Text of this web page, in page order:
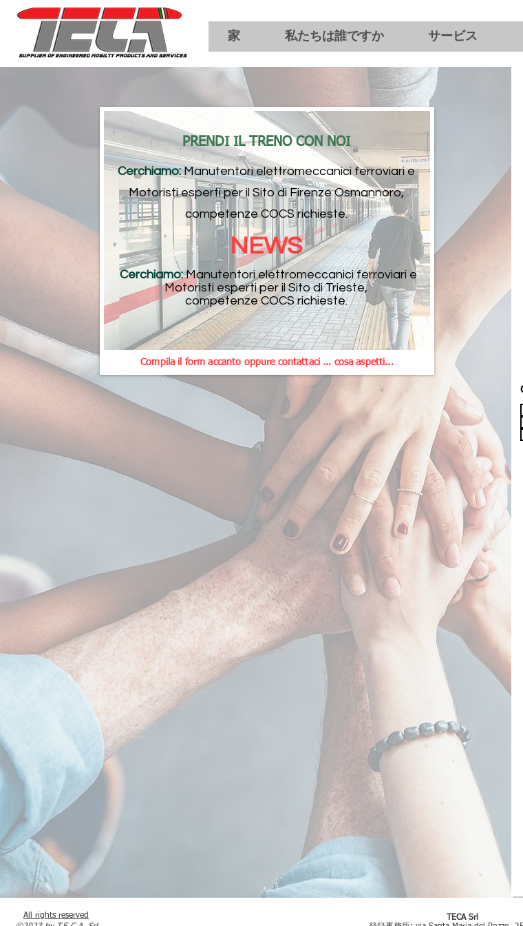
家 私たちは誰ですか サービス
PRENDI IL TRENO CON NOI
Cerchiamo:Manutentori elettromeccanici ferroviari e
Motoristi esperti per il Sito di Firenze Osmannoro,
competenze COCS richieste.
NEWS
Cerchiamo:Manutentori elettromeccanici ferroviari e
Motoristi esperti per il Sito di Trieste,
competenze COCS richieste.
Compila il form accanto oppure contattaci ... cosa aspetti...
All rights reserved
TECA Srl